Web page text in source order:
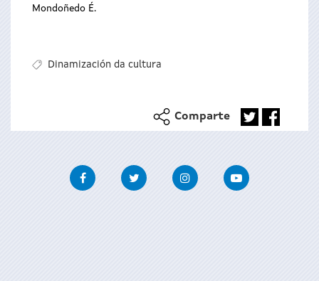
Mondoñedo É.
Dinamización da cultura
Comparte
FacebookTwitter InstagramYoutube